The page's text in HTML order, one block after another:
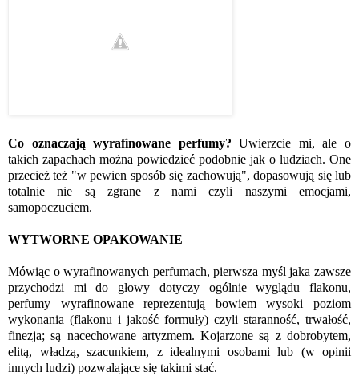
Co oznaczają wyrafinowane perfumy? Uwierzcie mi, ale o
takich zapachach można powiedzieć podobnie jak o ludziach. One
przecież też "w pewien sposób się zachowują", dopasowują się lub
totalnie nie są zgrane z nami czyli naszymi emocjami,
samopoczuciem.
WYTWORNE OPAKOWANIE
Mówiąc o wyrafinowanych perfumach, pierwsza myśl jaka zawsze
przychodzi mi do głowy dotyczy ogólnie wyglądu flakonu,
perfumy wyrafinowane reprezentują bowiem wysoki poziom
wykonania (flakonu i jakość formuły) czyli staranność, trwałość,
finezja; są nacechowane artyzmem. Kojarzone są z dobrobytem,
elitą, władzą, szacunkiem, z idealnymi osobami lub (w opinii
innych ludzi) pozwalające się takimi stać.